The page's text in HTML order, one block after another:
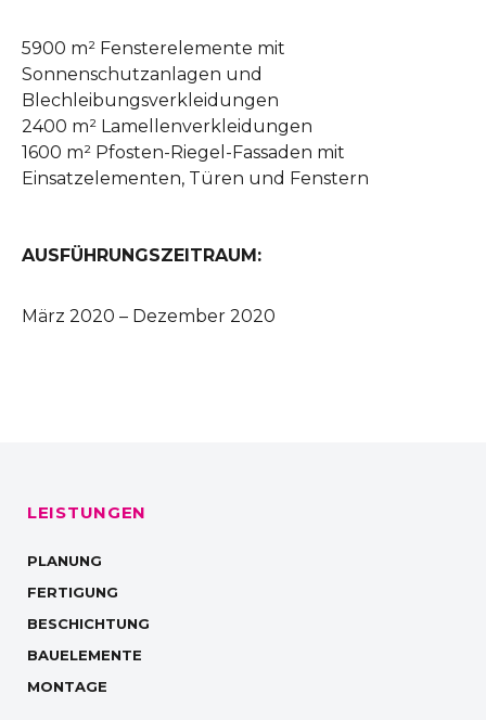
5900 m² Fensterelemente mit
Sonnenschutzanlagen und
Blechleibungsverkleidungen
2400 m² Lamellenverkleidungen
1600 m² Pfosten-Riegel-Fassaden mit
Einsatzelementen, Türen und Fenstern
AUSFÜHRUNGSZEITRAUM:
März 2020 – Dezember 2020
LEISTUNGEN
PLANUNG
FERTIGUNG
BESCHICHTUNG
BAUELEMENTE
MONTAGE